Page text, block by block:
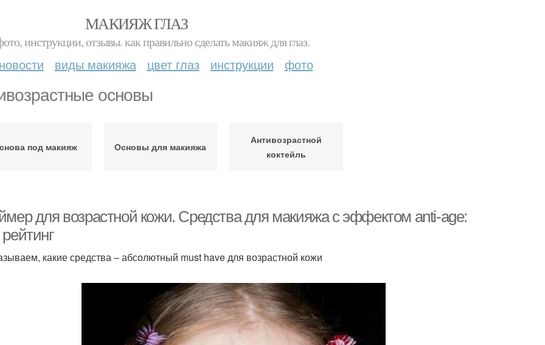
МАКИЯЖ ГЛАЗ
инструкции, отзывы. как правильно сделать макияж для глаз.
новости виды макияжа цвет глаз инструкции фото
основы
под макияж Основы для макияжа
Антивозрастной
коктейль
для возрастной кожи. Средства для макияжа с эффектом anti-age:
какие средства – абсолютный must have для возрастной кожи